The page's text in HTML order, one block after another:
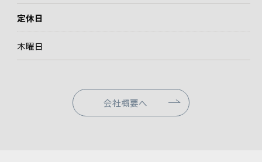
定休日
木曜日
会社概要へ